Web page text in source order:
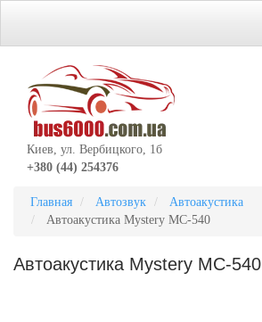
Киев, ул. Вербицкого, 1б
+380 (44) 254376
Главная Автозвук
Автоакустика
Автоакустика Mystery MC-540
Автоакустика Mystery MC-540